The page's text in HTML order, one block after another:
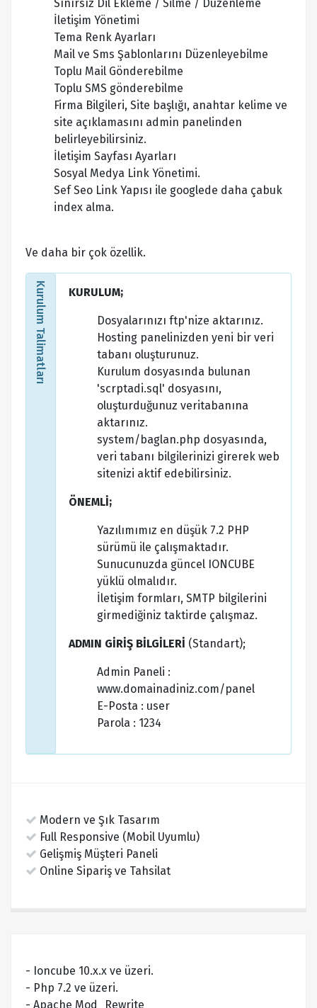
Sınırsız Dil Ekleme / Silme / Düzenleme
İletişim Yönetimi
Tema Renk Ayarları
Mail ve Sms Şablonlarını Düzenleyebilme
Toplu Mail Gönderebilme
Toplu SMS gönderebilme
Firma Bilgileri, Site başlığı, anahtar kelime ve
site açıklamasını admin panelinden
belirleyebilirsiniz.
İletişim Sayfası Ayarları
Sosyal Medya Link Yönetimi.
Sef Seo Link Yapısı ile googlede daha çabuk
index alma.
Ve daha bir çok özellik.
Kurulum Talimatları KURULUM;
Dosyalarınızı ftp'nize aktarınız.
Hosting panelinizden yeni bir veri
tabanı oluşturunuz.
Kurulum dosyasında bulunan
'scrptadi.sql' dosyasını,
oluşturduğunuz veritabanına
aktarınız.
system/baglan.php dosyasında,
veri tabanı bilgilerinizi girerek web
sitenizi aktif edebilirsiniz.
ÖNEMLİ;
Yazılımımız en düşük 7.2 PHP
sürümü ile çalışmaktadır.
Sunucunuzda güncel IONCUBE
yüklü olmalıdır.
İletişim formları, SMTP bilgilerini
girmediğiniz taktirde çalışmaz.
ADMIN GİRİŞ BİLGİLERİ (Standart);
Admin Paneli :
www.domainadiniz.com/panel
E-Posta : user
Parola : 1234
Modern ve Şık Tasarım
Full Responsive (Mobil Uyumlu)
Gelişmiş Müşteri Paneli
Online Sipariş ve Tahsilat
- Ioncube 10.x.x ve üzeri.
- Php 7.2 ve üzeri.
- Apache Mod_Rewrite